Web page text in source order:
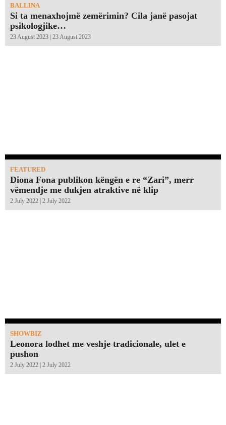
BALLINA
Si ta menaxhojmë zemërimin? Cila janë pasojat
psikologjike…
23 August 2023 | 23 August 2023
FEATURED
Diona Fona publikon këngën e re “Zari”, merr
vëmendje me dukjen atraktive në klip
2 July 2022 | 2 July 2022
SHOWBIZ
Leonora lodhet me veshje tradicionale, ulet e
pushon
2 July 2022 | 2 July 2022